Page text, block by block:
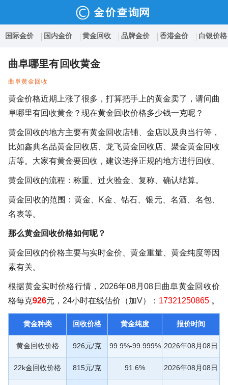
国际金价 国内金价 黄金回收 品牌金价 香港金价 白银价格
曲阜哪里有回收黄金
曲阜黄金回收
黄金价格近期上涨了很多，打算把手上的黄金卖了，请问曲
阜哪里有回收黄金？现在黄金回收价格多少钱一克呢？
黄金回收的地方主要有黄金回收店铺、金店以及典当行等，
比如鑫典名品黄金回收店、龙飞黄金回收店、聚金黄金回收
店等。大家有黄金要回收，建议选择正规的地方进行回收。
黄金回收的流程：称重、过火验金、复称、确认结算。
黄金回收的范围：黄金、K金、钻石、银元、名酒、名包、
名表等。
那么黄金回收价格如何呢？
黄金回收的价格主要与实时金价、黄金重量、黄金纯度等因
素有关。
根据黄金实时价格行情，2026年08月08日曲阜黄金回收价
格每克926元，24小时在线估价（加V）： 17321250865 。
黄金种类 回收价格 黄金纯度 报价时间
黄金回收价格 926元/克 99.9%-99.999% 2026年08月08日
22k金回收价格 815元/克 91.6% 2026年08月08日